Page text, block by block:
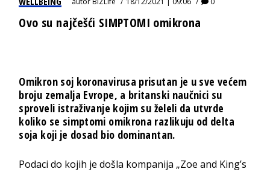
Ovo su najčešći SIMPTOMI omikrona
Omikron soj koronavirusa prisutan je u sve većem
broju zemalja Evrope, a britanski naučnici su
sproveli istraživanje kojim su želeli da utvrde
koliko se simptomi omikrona razlikuju od delta
soja koji je dosad bio dominantan.
Podaci do kojih je došla kompanija „Zoe and King’s